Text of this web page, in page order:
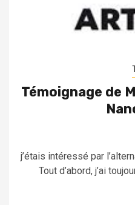
Témoignage de
j’étais intéressé par
Tout d’abord, j’ai